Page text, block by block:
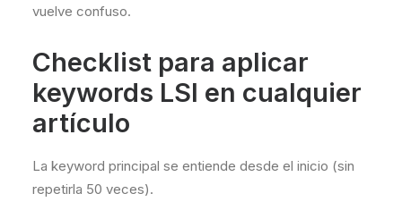
vuelve confuso.
Checklist para aplicar
keywords LSI en cualquier
artículo
La keyword principal se entiende desde el inicio (sin
repetirla 50 veces).